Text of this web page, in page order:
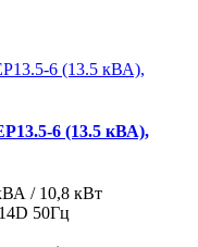
6 (13.5 кВА),
/ 10,8 кВт
50Гц